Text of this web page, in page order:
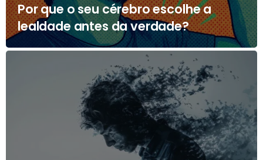
Por que o seu cérebro escolhe a
lealdade antes da verdade?